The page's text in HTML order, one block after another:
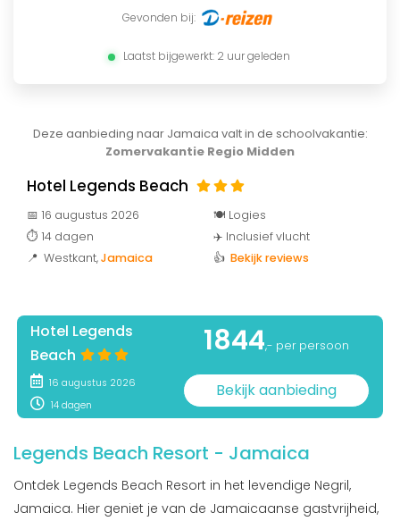
Gevonden bij:
Laatst bijgewerkt: 2 uur geleden
Deze aanbieding naar Jamaica valt in de schoolvakantie:
Zomervakantie Regio Midden
Hotel Legends Beach
📅 16 augustus 2026
⏱️ 14 dagen
📍 Westkant,Jamaica
🍽️ Logies
✈️ Inclusief vlucht
👍 Bekijk reviews
Hotel Legends
Beach
16 augustus 2026
14 dagen
1844,- per persoon
Bekijk aanbieding
Legends Beach Resort - Jamaica
Ontdek Legends Beach Resort in het levendige Negril,
Jamaica. Hier geniet je van de Jamaicaanse gastvrijheid,